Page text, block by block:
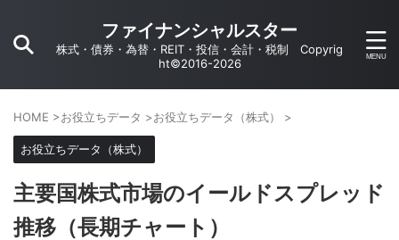
ファイナンシャルスター
株式・債券・為替・REIT・投信・会計・税制 Copyrig
ht©2016-2026
HOME >お役立ちデータ >お役立ちデータ（株式） >
お役立ちデータ（株式）
主要国株式市場のイールドスプレッド
推移（長期チャート）